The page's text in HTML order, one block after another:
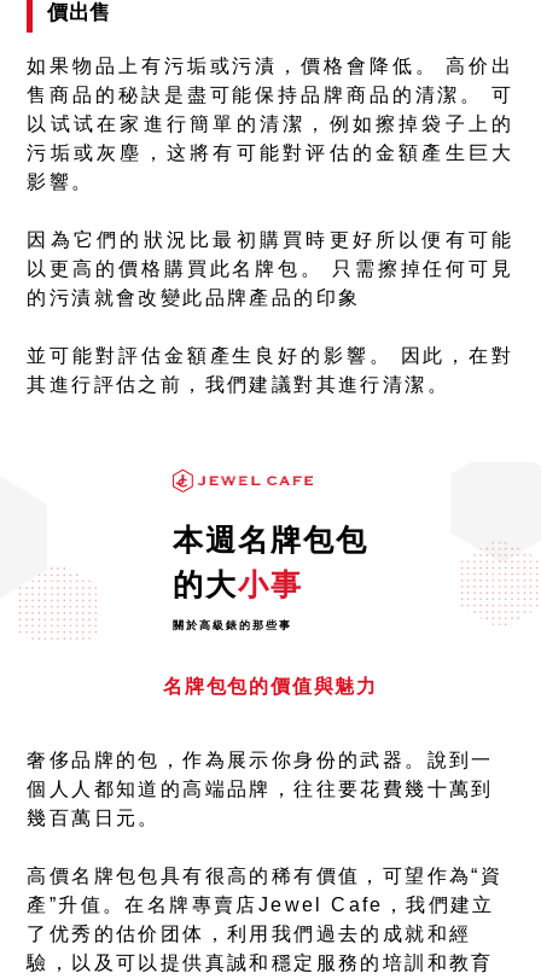
價出售
如果物品上有污垢或污漬，價格會降低。 高价出
售商品的秘訣是盡可能保持品牌商品的清潔。 可
以试试在家進行簡單的清潔，例如擦掉袋子上的
污垢或灰塵，这將有可能對评估的金額產生巨大
影響。
因為它們的狀況比最初購買時更好所以便有可能
以更高的價格購買此名牌包。 只需擦掉任何可見
的污漬就會改變此品牌產品的印象
並可能對評估金額產生良好的影響。 因此，在對
其進行評估之前，我們建議對其進行清潔。
本週名牌包包
的大小事
關於高級錶的那些事
名牌包包的價值與魅力
奢侈品牌的包，作為展示你身份的武器。說到一
個人人都知道的高端品牌，往往要花費幾十萬到
幾百萬日元。
高價名牌包包具有很高的稀有價值，可望作為“資
產”升值。在名牌專賣店Jewel Cafe，我們建立
了优秀的估价团体，利用我們過去的成就和經
驗，以及可以提供真誠和穩定服務的培訓和教育